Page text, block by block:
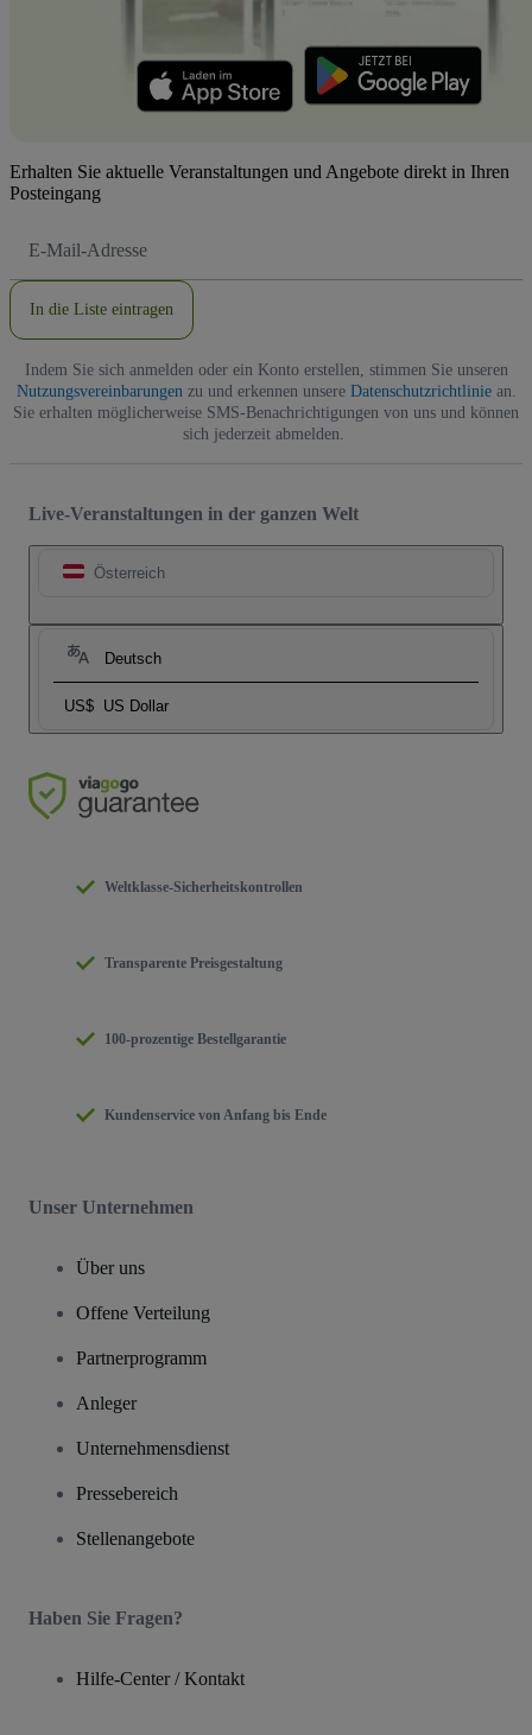
Erhalten Sie aktuelle Veranstaltungen und Angebote direkt in Ihren
Posteingang
Mail-
In die Liste eintragen
Indem Sie sich anmelden oder ein Konto erstellen, stimmen Sie unseren
Nutzungsvereinbarungen zu und erkennen unsere Datenschutzrichtliniean.
Sie erhalten möglicherweise SMS-Benachrichtigungen von uns und können
sich jederzeit abmelden.
Live-Veranstaltungen in der ganzen Welt
Österreich
Deutsch
US$ US Dollar
Weltklasse-Sicherheitskontrollen
Transparente Preisgestaltung
100-prozentige Bestellgarantie
Kundenservice von Anfang bis Ende
Unser Unternehmen
Über uns
Offene Verteilung
Partnerprogramm
Anleger
Unternehmensdienst
Pressebereich
Stellenangebote
Haben Sie Fragen?
Hilfe-Center / Kontakt